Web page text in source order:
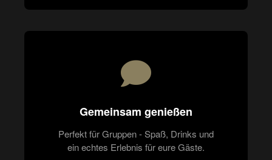
Gemeinsam genießen
Perfekt für Gruppen - Spaß, Drinks und
ein echtes Erlebnis für eure Gäste.